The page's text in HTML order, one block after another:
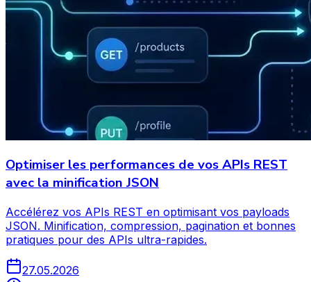
Optimiser les performances de vos APIs REST
avec la minification JSON
Accélérez vos APIs REST en optimisant vos payloads
JSON. Minification, compression, pagination et bonnes
pratiques pour des APIs ultra-rapides.
27.05.2026